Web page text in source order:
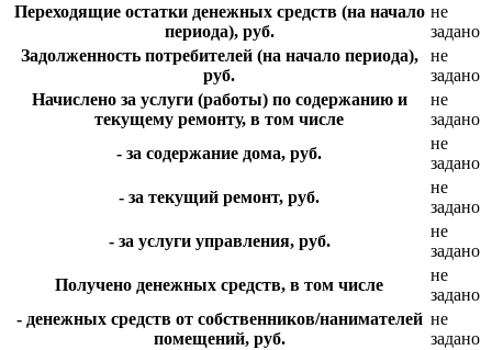
Переходящие остатки денежных средств (на начало
периода), руб.
не
задано
Задолженность потребителей (на начало периода),
руб.
не
задано
Начислено за услуги (работы) по содержанию и
текущему ремонту, в том числе
не
задано
- за содержание дома, руб.
не
задано
- за текущий ремонт, руб.
не
задано
- за услуги управления, руб.
не
задано
Получено денежных средств, в том числе
не
задано
- денежных средств от собственников/нанимателей
помещений, руб.
не
задано